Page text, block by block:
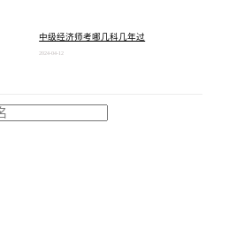
中级经济师考哪几科几年过
2024-04-12